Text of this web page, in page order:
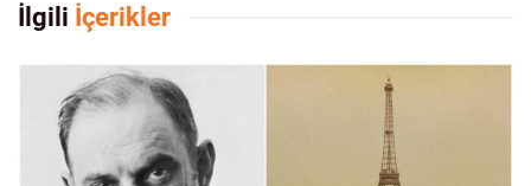
İlgili İçerikler